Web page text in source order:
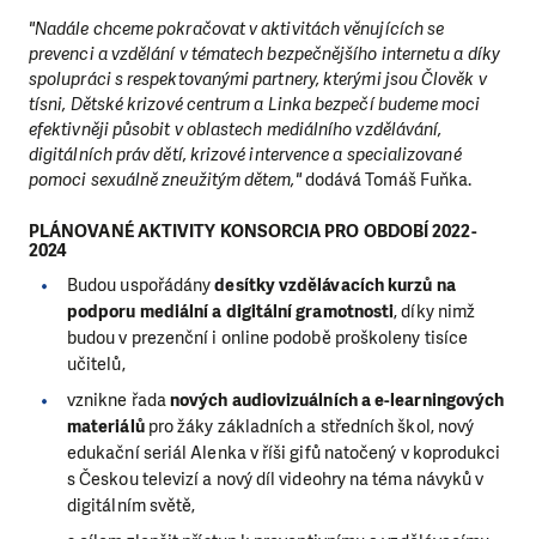
"Nadále chceme pokračovat v aktivitách věnujících se
prevenci a vzdělání v tématech bezpečnějšího internetu a díky
spolupráci s respektovanými partnery, kterými jsou Člověk v
tísni, Dětské krizové centrum a Linka bezpečí budeme moci
efektivněji působit v oblastech mediálního vzdělávání,
digitálních práv dětí, krizové intervence a specializované
pomoci sexuálně zneužitým dětem,"dodává Tomáš Fuňka.
PLÁNOVANÉ AKTIVITY KONSORCIA PRO OBDOBÍ 2022-
2024
Budou uspořádánydesítky vzdělávacích kurzů na
podporu mediální a digitální gramotnosti, díky nimž
budou v prezenční i online podobě proškoleny tisíce
učitelů,
vznikne řadanových audiovizuálních a e-learningových
materiálůpro žáky základních a středních škol, nový
edukační seriál Alenka v říši gifů natočený v koprodukci
s Českou televizí a nový díl videohry na téma návyků v
digitálním světě,